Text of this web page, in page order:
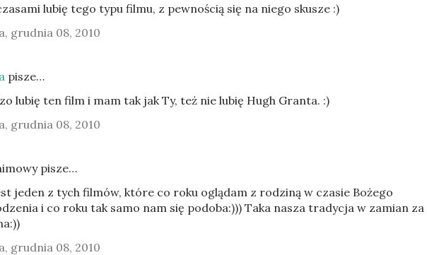
lubię tego typu filmu, z pewnością się na niego skusze :)
grudnia 08, 2010
pisze…
lubię ten film i mam tak jak Ty, też nie lubię Hugh Granta. :)
grudnia 08, 2010
pisze…
jeden z tych filmów, które co roku oglądam z rodziną w czasie Bożego
i co roku tak samo nam się podoba:))) Taka nasza tradycja w zamian za
grudnia 08, 2010